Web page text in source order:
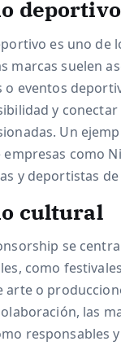
deportivo
es uno de
marcas suelen
o eventos
y conectar
Un
como
y deportistas
cultural
se
como
arte o
las
responsables y